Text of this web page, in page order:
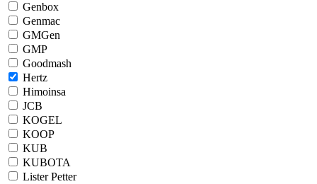
Genbox
Genmac
GMGen
GMP
Goodmash
Hertz
Himoinsa
JCB
KOGEL
KOOP
KUB
KUBOTA
Lister Petter